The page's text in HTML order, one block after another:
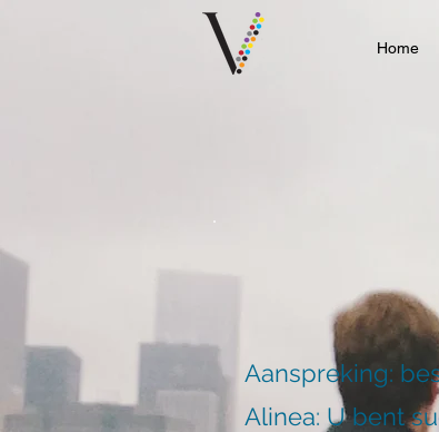
Home
Aanspreking:
Alinea: U bent